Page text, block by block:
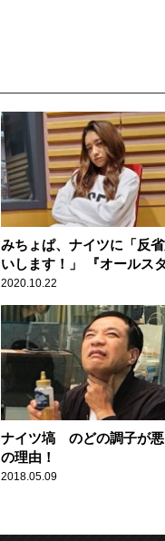
みちょぱ、ナイツに「反
いします！」 『オールス
謝祭』裏側暴露トークの真
開
2020.10.22
ナイツ塙 のどの調子が
の理由！
2018.05.09